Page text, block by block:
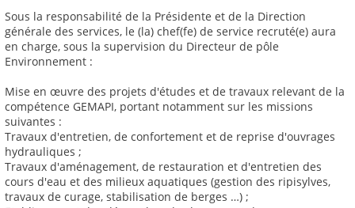
Sous la responsabilité de la Présidente et de la Direction
générale des services, le (la) chef(fe) de service recruté(e) aura
en charge, sous la supervision du Directeur de pôle
Environnement :
Mise en œuvre des projets d'études et de travaux relevant de la
compétence GEMAPI, portant notamment sur les missions
suivantes :
Travaux d'entretien, de confortement et de reprise d'ouvrages
hydrauliques ;
Travaux d'aménagement, de restauration et d'entretien des
cours d'eau et des milieux aquatiques (gestion des ripisylves,
travaux de curage, stabilisation de berges …) ;